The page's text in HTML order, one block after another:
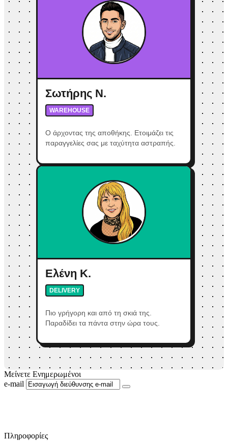
Σωτήρης Ν.
WAREHOUSE
Ο άρχοντας της αποθήκης. Ετοιμάζει τις
παραγγελίες σας με ταχύτητα αστραπής.
Ελένη Κ.
DELIVERY
Πιο γρήγορη και από τη σκιά της.
Παραδίδει τα πάντα στην ώρα τους.
Μείνετε Ενημερωμένοι
e-mail
Πληροφορίες